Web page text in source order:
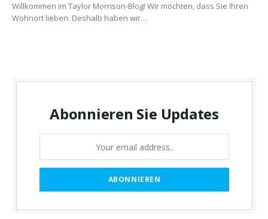
Willkommen im Taylor Morrison-Blog! Wir möchten, dass Sie Ihren
Wohnort lieben. Deshalb haben wir…
Abonnieren Sie Updates